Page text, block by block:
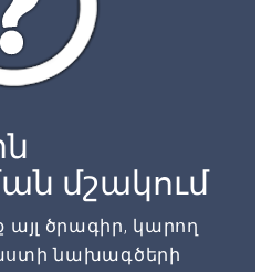
մշակում
ծրագիր, կարող
նախագծերի